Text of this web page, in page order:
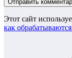
Этот сайт
как